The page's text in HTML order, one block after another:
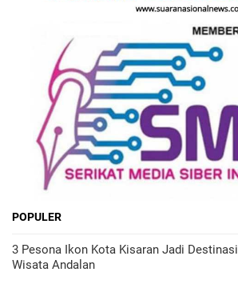
POPULER
3 Pesona Ikon Kota Kisaran Jadi Destinasi
Wisata Andalan